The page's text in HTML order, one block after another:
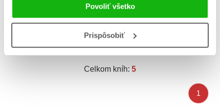
Povoliť všetko
Prispôsobiť
Čím môžeš byť, keď
budeš veľký...
Celkom kníh: 5
1